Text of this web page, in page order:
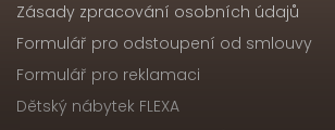
Zásady zpracování osobních údajů
Formulář pro odstoupení od smlouvy
Formulář pro reklamaci
Dětský nábytek FLEXA